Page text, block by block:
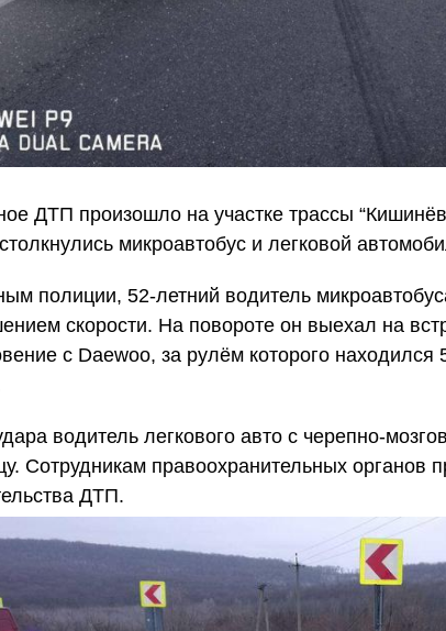
ДТП произошло на участке трассы
микроавтобус и легковой
полиции, 52-летний водитель
скорости. На повороте он выехал на
с Daewoo, за рулём которого находился
водитель легкового авто с черепно-
Сотрудникам правоохранительных органов
ДТП.